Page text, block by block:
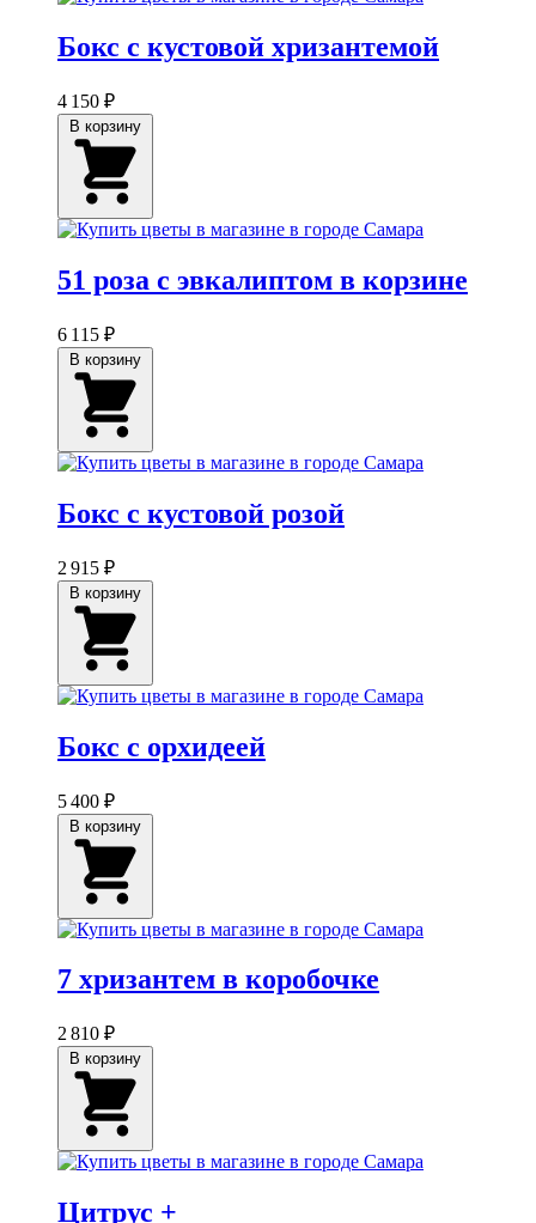
Бокс с кустовой хризантемой
4 150 ₽
51 роза с эвкалиптом в корзине
6 115 ₽
Бокс с кустовой розой
2 915 ₽
Бокс с орхидеей
5 400 ₽
7 хризантем в коробочке
2 810 ₽
Цитрус +